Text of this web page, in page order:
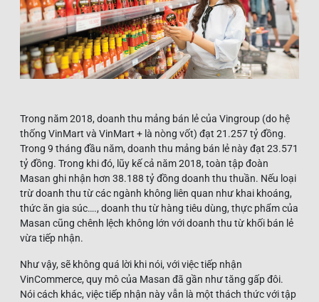
Trong năm 2018, doanh thu mảng bán lẻ của Vingroup (do hệ
thống VinMart và VinMart + là nòng vốt) đạt 21.257 tỷ đồng.
Trong 9 tháng đầu năm, doanh thu mảng bán lẻ này đạt 23.571
tỷ đồng. Trong khi đó, lũy kế cả năm 2018, toàn tập đoàn
Masan ghi nhận hơn 38.188 tỷ đồng doanh thu thuần. Nếu loại
trừ doanh thu từ các ngành không liên quan như khai khoáng,
thức ăn gia súc…., doanh thu từ hàng tiêu dùng, thực phẩm của
Masan cũng chênh lệch không lớn với doanh thu từ khối bán lẻ
vừa tiếp nhận.
Như vậy, sẽ không quá lời khi nói, với việc tiếp nhận
VinCommerce, quy mô của Masan đã gần như tăng gấp đôi.
Nói cách khác, việc tiếp nhận này vẫn là một thách thức với tập